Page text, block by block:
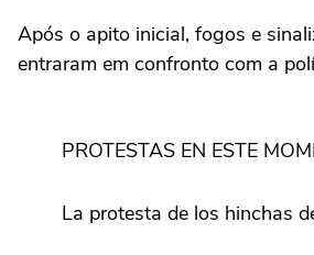
Após o apito inicial, fogos e
entraram em confronto com a
PROTESTAS EN ESTE
La protesta de los hinchas